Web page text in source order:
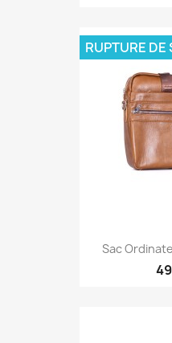
Sac
RUPTURE DE